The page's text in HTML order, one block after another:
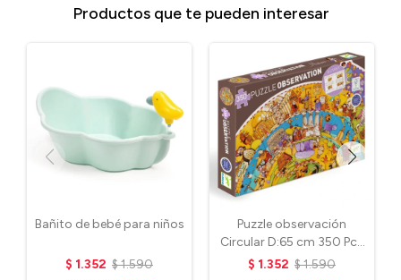
Productos que te pueden interesar
Bañito de bebé para niños
$ 1.352 $1.590
Puzzle observación
Circular D:65 cm 350 Pcs
7+ - Historia
$ 1.352 $1.590